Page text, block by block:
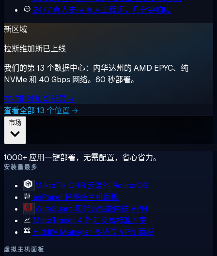
24/7 真人支持 真人工程师，几分钟响应
新区域
拉斯维加斯已上线
我们的第 13 个数据中心：内华达州的 AMD EPYC、纯
NVMe 和 40 Gbps 网络。60 秒部署。
在拉斯维加斯部署 →
查看全部 13 个位置 →
1000+ 应用一键部署，无需配置，省心省力。
安装量最多
MikroTik CHR 云端的 RouterOS
aaPanel轻量级主机面板
WireGuard 现代高性能内核 VPN
MetaTrader 4 外汇交易标准方案
Hiddify Manager 多协议 VPN 面板
虚拟主机面板